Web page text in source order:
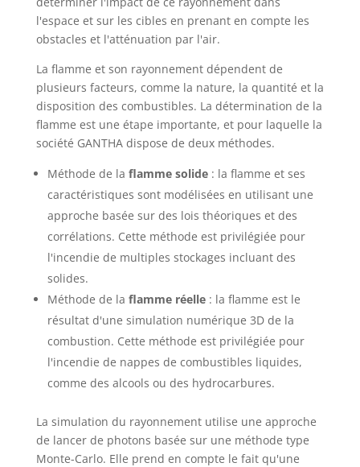
l'espace et sur les cibles en prenant en compte les
obstacles et l'atténuation par l'air.
La flamme et son rayonnement dépendent de
plusieurs facteurs, comme la nature, la quantité et la
disposition des combustibles. La détermination de la
flamme est une étape importante, et pour laquelle la
société GANTHA dispose de deux méthodes.
Méthode de la flamme solide: la flamme et ses
caractéristiques sont modélisées en utilisant une
approche basée sur des lois théoriques et des
corrélations. Cette méthode est privilégiée pour
l'incendie de multiples stockages incluant des
solides.
Méthode de la flamme réelle: la flamme est le
résultat d'une simulation numérique 3D de la
combustion. Cette méthode est privilégiée pour
l'incendie de nappes de combustibles liquides,
comme des alcools ou des hydrocarbures.
La simulation du rayonnement utilise une approche
de lancer de photons basée sur une méthode type
Monte-Carlo. Elle prend en compte le fait qu'une